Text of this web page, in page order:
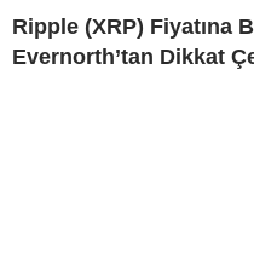
Ripple (XRP) Fiyatına
Evernorth’tan Dikkat